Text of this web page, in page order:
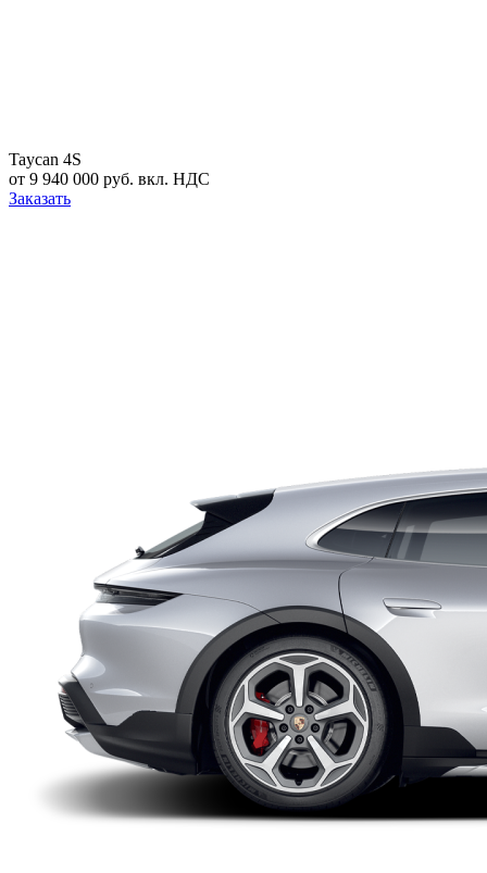
Taycan 4S
от 9 940 000 руб. вкл. НДС
Заказать